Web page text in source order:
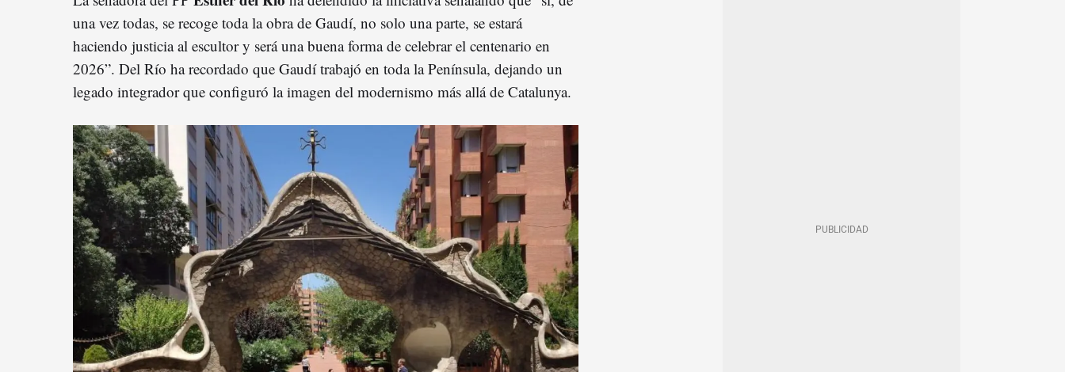
una vez todas, se recoge toda la obra de Gaudí, no solo una parte, se estará
haciendo justicia al escultor y será una buena forma de celebrar el centenario en
2026”. Del Río ha recordado que Gaudí trabajó en toda la Península, dejando un
legado integrador que configuró la imagen del modernismo más allá de Catalunya.